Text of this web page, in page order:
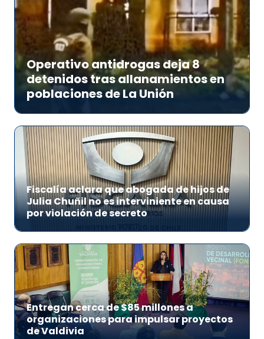
Operativo antidrogas deja 8
detenidos tras allanamientos en
poblaciones de La Unión
Fiscalía aclara que abogada de hijos de
Julia Chuñil no es interviniente en causa
por violación de secreto
Entregan cerca de $85 millones a
organizaciones para impulsar proyectos
de Valdivia